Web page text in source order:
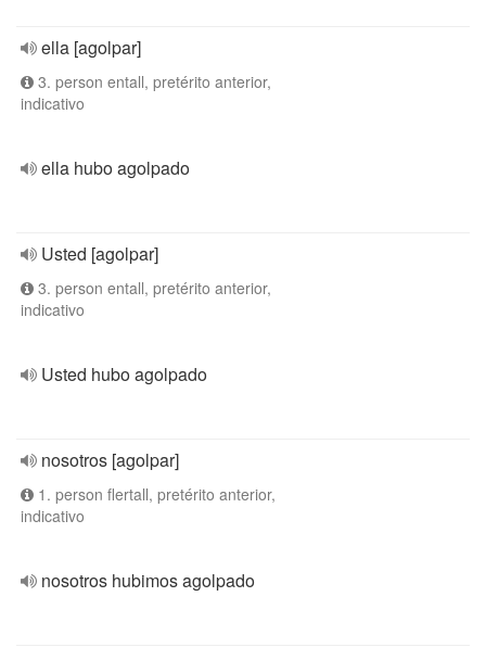
ella [agolpar]
3. person entall, pretérito anterior,
indicativo
ella hubo agolpado
Usted [agolpar]
3. person entall, pretérito anterior,
indicativo
Usted hubo agolpado
nosotros [agolpar]
1. person flertall, pretérito anterior,
indicativo
nosotros hubimos agolpado